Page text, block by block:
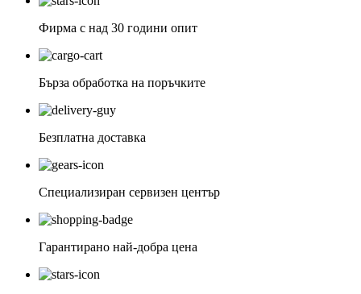
Фирма с над 30 години опит
Бърза обработка на поръчките
Безплатна доставка
Специализиран сервизен център
Гарантирано най-добра цена